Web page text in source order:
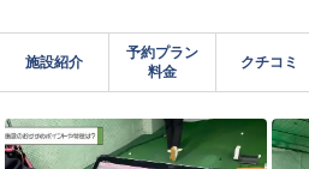
施設紹介
予約プラン
料金
クチコミ